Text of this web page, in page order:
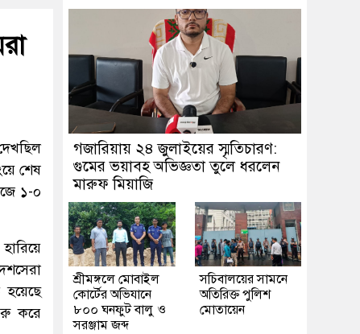
শেষ
১-০
করে
গজারিয়ায় ২৪ জুলাইয়ের স্মৃতিচারণ:
গুমের ভয়াবহ অভিজ্ঞতা তুলে ধরলেন
মারুফ মিয়াজি
শ্রীমঙ্গলে মোবাইল
কোর্টের অভিযানে
৮০০ ঘনফুট বালু ও
সরঞ্জাম জব্দ
সচিবালয়ের সামনে
অতিরিক্ত পুলিশ
মোতায়েন